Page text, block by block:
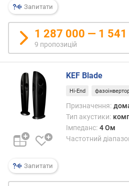
)
і
а
с
т
о
а
(
ц
)
Запитати
1 287 000 — 1 541
9 пропозицій
Запитати
KEF Blade
Hi-End
Призначення:
Тип акустики:
Імпеданс: 4 Ом
Частотний